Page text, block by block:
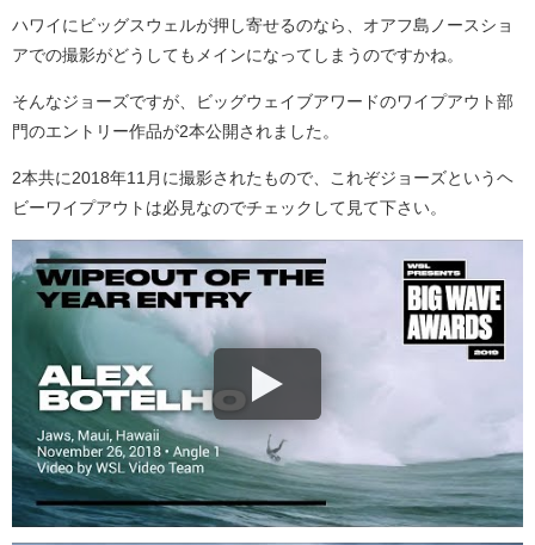
ハワイにビッグスウェルが押し寄せるのなら、オアフ島ノースショ
アでの撮影がどうしてもメインになってしまうのですかね。
そんなジョーズですが、ビッグウェイブアワードのワイプアウト部
門のエントリー作品が2本公開されました。
2本共に2018年11月に撮影されたもので、これぞジョーズというヘ
ビーワイプアウトは必見なのでチェックして見て下さい。